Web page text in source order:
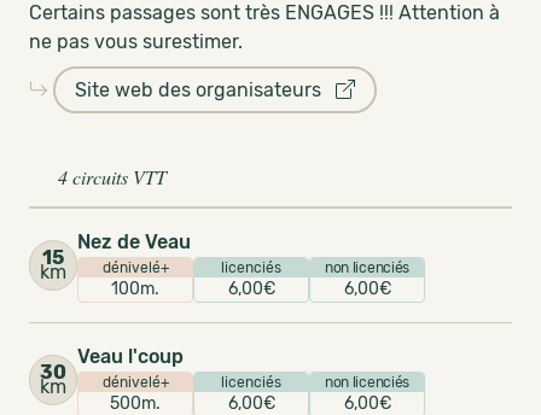
Certains passages sont très ENGAGES !!! Attention à
ne pas vous surestimer.
Site web des organisateurs
4 circuits VTT
15
km
Nez de Veau
dénivelé+
100m.
licenciés
6,00€
non licenciés
6,00€
30
km
Veau l'coup
dénivelé+
500m.
licenciés
6,00€
non licenciés
6,00€